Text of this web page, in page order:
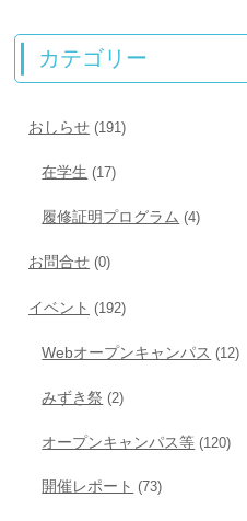
カテゴリー
おしらせ (191)
在学生 (17)
履修証明プログラム (4)
お問合せ (0)
イベント (192)
Webオープンキャンパス (12)
みずき祭 (2)
オープンキャンパス等 (120)
開催レポート (73)